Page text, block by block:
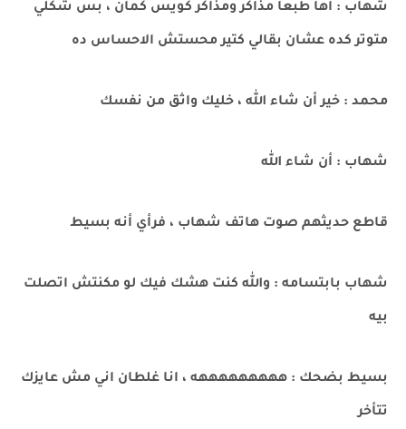
شهاب : اها طبعا مذاكر ومذاكر كويس كمان ، بس شكلي
متوتر كده عشان بقالي كتير محستش الاحساس ده
محمد : خير أن شاء الله ، خليك واثق من نفسك
شهاب : أن شاء الله
قاطع حديثهم صوت هاتف شهاب ، فرأي أنه بسيط
شهاب بابتسامه : والله كنت هشك فيك لو مكنتش اتصلت
بيه
بسيط بضحك : هههههههههه ، انا غلطان اني مش عايزك
تتأخر